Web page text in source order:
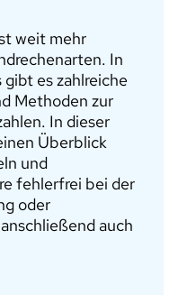
weit mehr
In
es zahlreiche
Methoden zur
In dieser
Überblick
und
fehlerfrei bei der
oder
auch